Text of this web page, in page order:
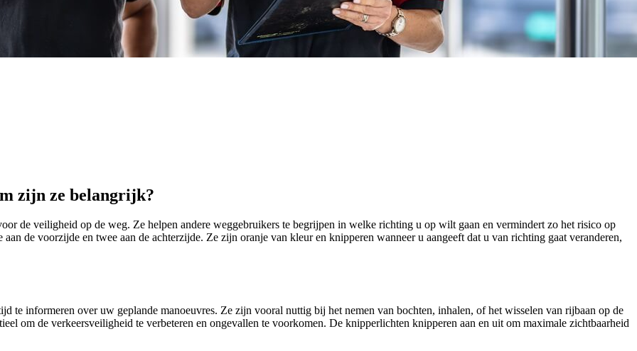
zijn ze belangrijk?
de veiligheid op de weg. Ze helpen andere weggebruikers te begrijpen in welke richting u op wilt gaan en vermindert zo het risico op
de voorzijde en twee aan de achterzijde. Ze zijn oranje van kleur en knipperen wanneer u aangeeft dat u van richting gaat veranderen,
te informeren over uw geplande manoeuvres. Ze zijn vooral nuttig bij het nemen van bochten, inhalen, of het wisselen van rijbaan op de
om de verkeersveiligheid te verbeteren en ongevallen te voorkomen. De knipperlichten knipperen aan en uit om maximale zichtbaarheid